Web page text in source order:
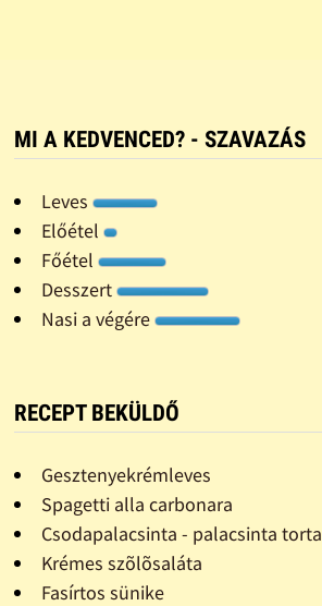
MI A KEDVENCED? - SZAVAZÁS
Leves
Előétel
Főétel
Desszert
Nasi a végére
RECEPT BEKÜLDŐ
Gesztenyekrémleves
Spagetti alla carbonara
Csodapalacsinta - palacsinta torta
Krémes szõlõsaláta
Fasírtos sünike